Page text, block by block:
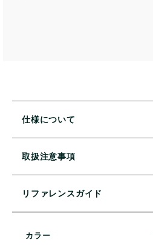
仕様について
取扱注意事項
リファレンスガイド
カラー